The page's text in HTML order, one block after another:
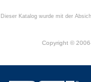
Dieser Katalog wurde mit der
Copyright ©